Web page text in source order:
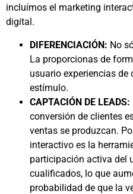
incluímos el marketing
digital.
DIFERENCIACIÓN: No
La proporcionas de
usuario experiencias
estímulo.
CAPTACIÓN DE LEADS:
conversión de clientes
ventas se produzcan.
interactivo es la
participación activa del
cualificados, lo que
probabilidad de que la